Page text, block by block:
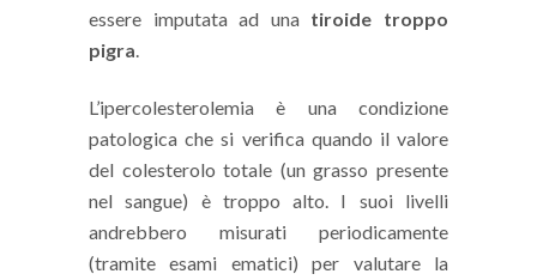
essere imputata ad una tiroide troppo
pigra
L’ipercolesterolemia è una condizione
patologica che si verifica quando il valore
del colesterolo totale (un grasso presente
nel sangue) è troppo alto. I suoi livelli
andrebbero misurati periodicamente
(tramite esami ematici) per valutare la